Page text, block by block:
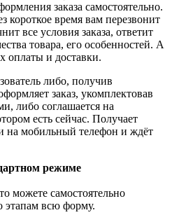
заказа самостоятельно.
короткое время вам перезвонит
все условия заказа, ответит
товара, его особенностей. А
оплаты и доставки.
либо, получив
заказ, укомплектовав
либо соглашается на
есть сейчас. Получает
на мобильный телефон и ждёт
режиме
можете самостоятельно
этапам всю форму.